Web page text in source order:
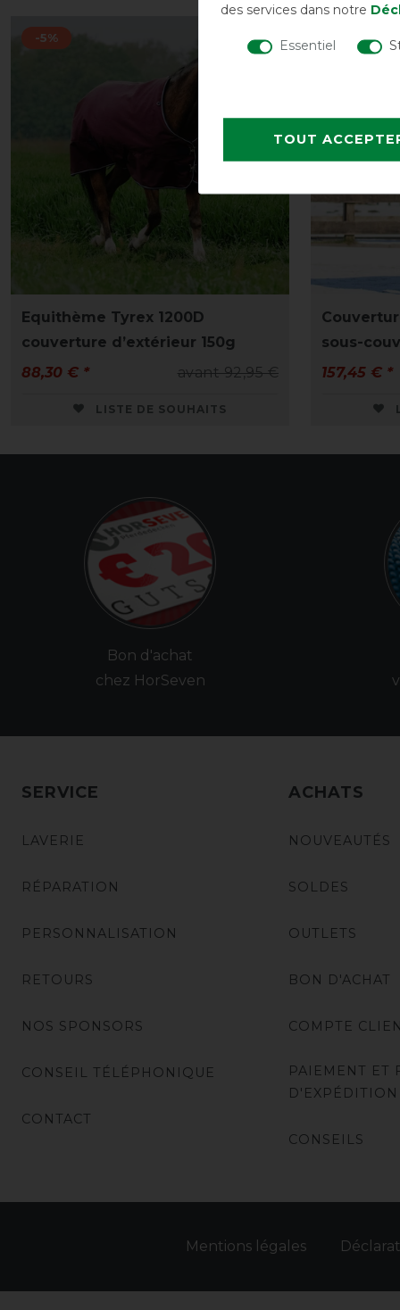
-5%
Equithème Tyrex 1200D
couverture d’extérieur 150g
avant 92,95 €
88,30 € *
LISTE DE SOUHAITS
-10%
sous-
157,45 € *
Bon d'achat
chez HorSeven
SERVICE
LAVERIE
RÉPARATION
PERSONNALISATION
RETOURS
NOS SPONSORS
CONSEIL TÉLÉPHONIQUE
CONTACT
ACHATS
NOUVEAUTÉS
SOLDES
OUTLETS
BON D'ACHAT
COMPTE
PAIEMENT ET
D'EXPÉDITION
CONSEILS
Mentions légales
des services dans notre
Essentiel
TOUT